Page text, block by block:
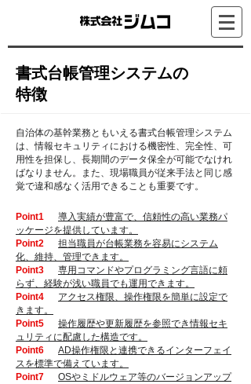
書式台帳管理システムの
特徴
自治体の基幹業務ともいえる書式台帳管理システム
は、情報セキュリティにおける機密性、完全性、 可
用性を担保し、長期間のデータ保全が可能でなけれ
ばなりません。また、現場職員が従来手法と 同じ感
覚で違和感なく活用できることも重要です。
Point1
導入実績が豊富で、信頼性の高い業務パ
ッケージを提供しています。
Point2
担当職員が台帳業務を容易にシステム
化、維持、管理できます。
Point3
専用コマンドやプログラミング言語に頼
らず、経験が浅い職員でも運用できます。
Point4
アクセス権限、操作権限を簡単に設定で
きます。
Point5
操作履歴や更新履歴を参照でき情報セキ
ュリティに配慮した構造です。
Point6
AD操作権限と連携できるインターフェイ
スを標準で備えています。
Point7
OSやミドルウェア等のバージョンアップ